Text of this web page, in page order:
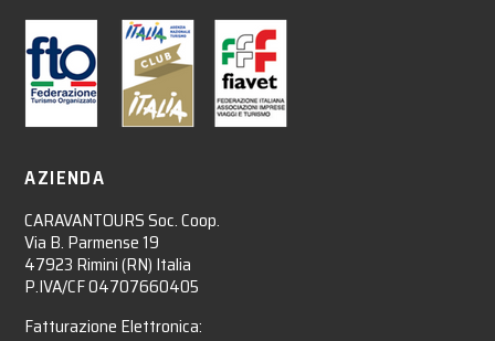
AZIENDA
CARAVANTOURS Soc. Coop.
Via B. Parmense 19
47923 Rimini (RN) Italia
P.IVA/CF 04707660405
Fatturazione Elettronica: